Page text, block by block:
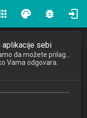
palette bug_report
karijere
Development
aplikacije sebi
Vama odgovara.